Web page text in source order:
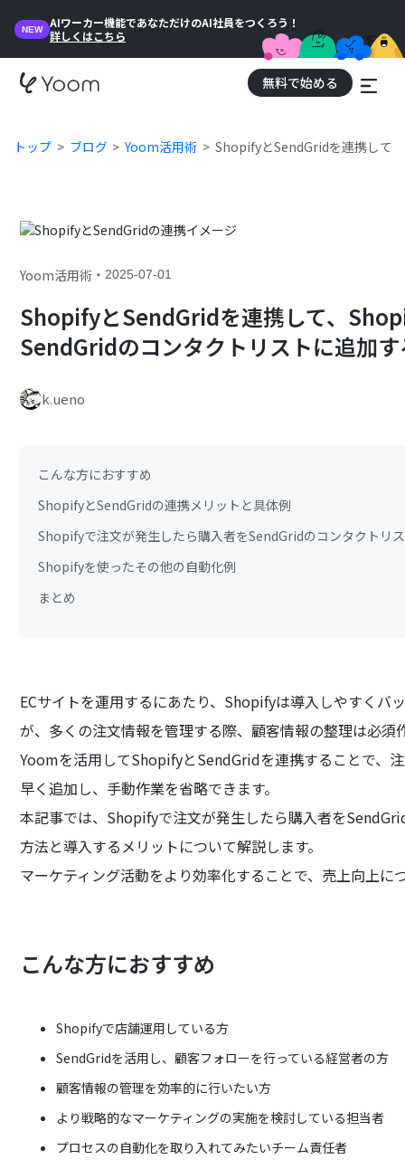
NEW
AIワーカー機能であなただけのAI社員をつくろう！
詳しくはこちら
無料で始める
トップ ブログ Yoom活用術 ShopifyとSendGridを連携して
Yoom活用術 ・2025-07-01
ShopifyとSendGridを連携して、
SendGridのコンタクトリストに追加
k.ueno
こんな方におすすめ
ShopifyとSendGridの連携メリットと具体例
Shopifyで注文が発生したら購入者をSendGridのコンタクトリ
Shopifyを使ったその他の自動化例
まとめ
ECサイトを運用するにあたり、Shopifyは導入しやすくバ
が、多くの注文情報を管理する際、顧客情報の整理は必須
Yoomを活用してShopifyとSendGridを連携することで、
早く追加し、手動作業を省略できます。
本記事では、Shopifyで注文が発生したら購入者を
方法と導入するメリットについて解説します。
マーケティング活動をより効率化することで、売上向上に
こんな方におすすめ
Shopifyで店舗運用している方
SendGridを活用し、顧客フォローを行っている経営者の方
顧客情報の管理を効率的に行いたい方
より戦略的なマーケティングの実施を検討している担当者
プロセスの自動化を取り入れてみたいチーム責任者